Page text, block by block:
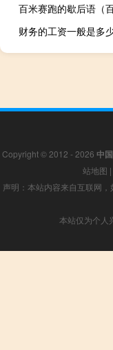
财务的工资一般是多
Copyright © 2012 - 2026 中
站地图 |
声明：本站内容来自互联网
本站仅为个人